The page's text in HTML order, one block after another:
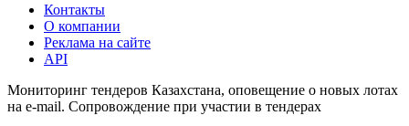
Контакты
О компании
Реклама на сайте
API
Мониторинг тендеров Казахстана, оповещение о новых лотах
на e-mail. Сопровождение при участии в тендерах